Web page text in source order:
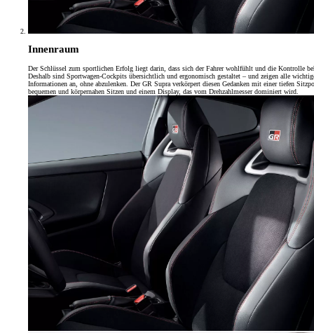
Innenraum
Der Schlüssel zum sportlichen Erfolg liegt darin, dass sich der Fahrer wohlfühlt und die Kontrolle
Deshalb sind Sportwagen-Cockpits übersichtlich und ergonomisch gestaltet – und zeigen alle
Informationen an, ohne abzulenken. Der GR Supra verkörpert diesen Gedanken mit einer tiefen
bequemen und körpernahen Sitzen und einem Display, das vom Drehzahlmesser dominiert wird.